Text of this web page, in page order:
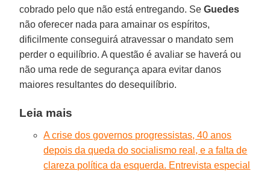
cobrado pelo que não está entregando. SeGuedes
não oferecer nada para amainar os espíritos,
dificilmente conseguirá atravessar o mandato sem
perder o equilíbrio. A questão é avaliar se haverá ou
não uma rede de segurança apara evitar danos
maiores resultantes do desequilíbrio.
Leia mais
A crise dos governos progressistas, 40 anos
depois da queda do socialismo real, e a falta de
clareza política da esquerda. Entrevista especial